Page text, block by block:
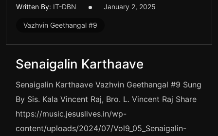
Written By: IT-DBN January 2, 2025
Vazhvin Geethangal #9
Senaigalin Karthaave
Senaigalin Karthaave Vazhvin Geethangal #9 Sung
By Sis. Kala Vincent Raj, Bro. L. Vincent Raj Share
https://music.jesuslives.in/wp-
content/uploads/2024/07/Vol9_05_Senaigalin-